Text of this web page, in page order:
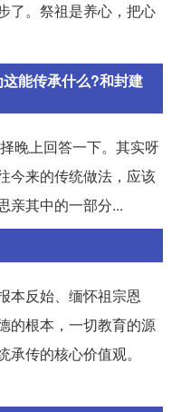
了。祭祖是养心，把心
能传承什么?和封建
晚上回答一下。其实呀
今来的传统做法，应该
亲其中的一部分...
本反始、缅怀祖宗恩
的根本，一切教育的源
传的核心价值观。